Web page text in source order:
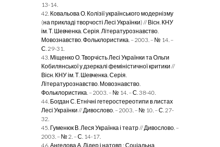
13-14.
42. Ковальова О. Колізії українського модернізму
(на прикладі творчості Лесі Українки) // Вісн. КНУ
ім. Т. Шевченка. Серія. Літературознавство.
Мовознавство. Фольклористика. – 2003. – № 14. –
С. 29-31.
43. Міщенко О. Творчість Лесі Українки та Ольги
Кобилянської у дзеркалі феміністичної критики //
Вісн. КНУ ім. Т. Шевченка. Серія.
Літературознавство. Мовознавство.
Фольклористика. – 2003. – № 14. –С. 38-40.
44. Богдан С. Етнічні гетеростереотипи в листах
Лесі Українки // Дивослово. – 2003. – № 10. – С. 27-
32.
45. Гуменюк В. Леся Українка і театр // Дивослово. –
2003. – № 2. – С. 14-17.
46. Ангелова А. Лідер і натовп : Соціальна